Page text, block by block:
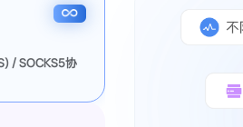
/ SOCKS5协